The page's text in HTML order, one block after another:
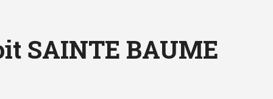
SAINTE BAUME